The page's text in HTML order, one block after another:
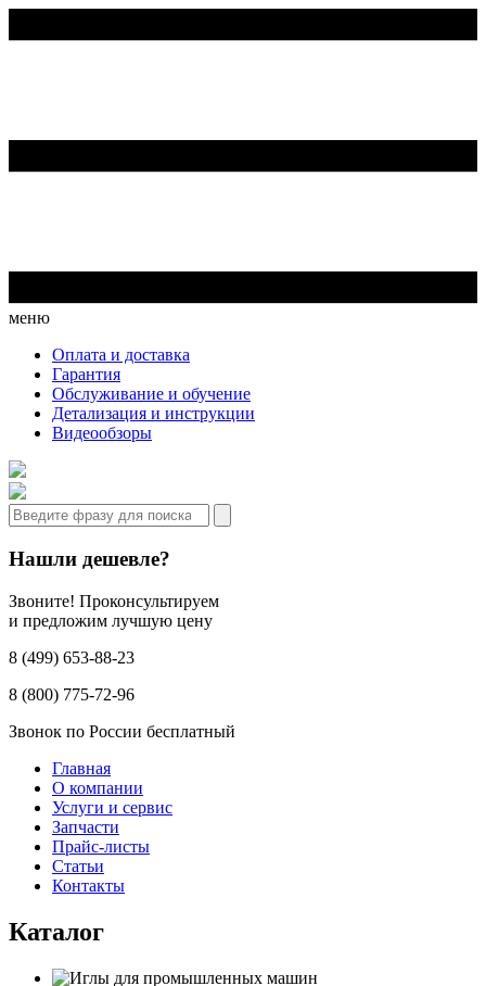
меню
Оплата и доставка
Гарантия
Обслуживание и обучение
Детализация и инструкции
Видеообзоры
Нашли дешевле?
Звоните! Проконсультируем
и предложим лучшую цену
8 (499) 653-88-23
8 (800) 775-72-96
Звонок по России бесплатный
Главная
О компании
Услуги и сервис
Запчасти
Прайс-листы
Статьи
Контакты
Каталог